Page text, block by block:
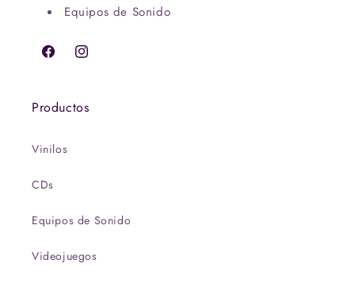
Equipos de Sonido
FacebookInstagram
Productos
Vinilos
CDs
Equipos de Sonido
Videojuegos